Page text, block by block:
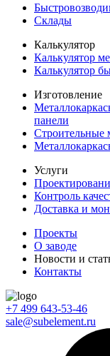
Склады
Калькулятор
Калькулятор
Калькулятор
Изготовление
панели
Строительные
Услуги
Контроль
Доставка и
Проекты
О заводе
Новости и
Контакты
+7 499 643-53-46
sale@subelement.ru